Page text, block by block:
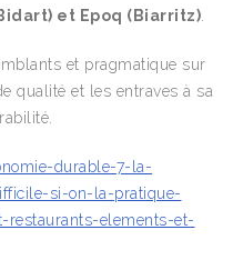
et Epoq (Biarritz).
et pragmatique sur
qualité et les entraves à sa
durable-7-la-
si-on-la-pratique-
restaurants-elements-et-